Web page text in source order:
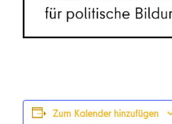
Zum Kalender hinzufügen